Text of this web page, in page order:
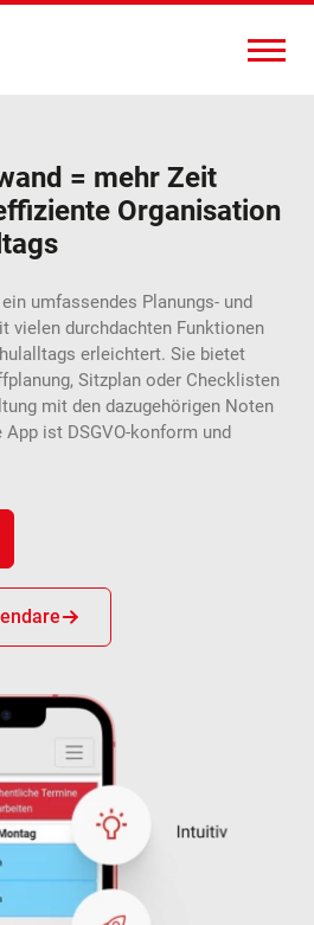
= mehr Zeit
Organisation
umfassendes Planungs- und
vielen durchdachten Funktionen
erleichtert. Sie bietet
Sitzplan oder Checklisten
mit den dazugehörigen Noten
App ist DSGVO-konform und